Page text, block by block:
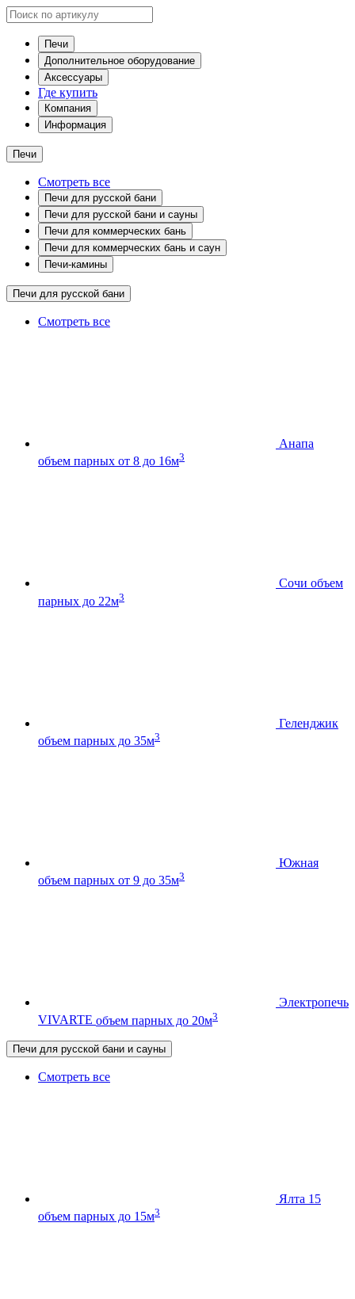
Печи
Дополнительное оборудование
Аксессуары
Где купить
Компания
Информация
Печи
Смотреть все
Печи для русской бани
Печи для русской бани и сауны
Печи для коммерческих бань
Печи для коммерческих бань и саун
Печи-камины
Печи для русской бани
Смотреть все
Анапа
объем парных от 8 до 16м3
Сочи объем
парных до 22м3
Геленджик
объем парных до 35м3
Южная
объем парных от 9 до 35м3
Электропечь
VIVARTE объем парных до 20м3
Печи для русской бани и сауны
Смотреть все
Ялта 15
объем парных до 15м3